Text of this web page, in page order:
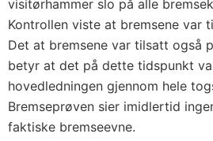
visitørhammer slo på alle
Kontrollen viste at bremsene var
Det at bremsene var tilsatt også
betyr at det på dette tidspunkt
hovedledningen gjennom hele
Bremseprøven sier imidlertid
faktiske bremseevne.